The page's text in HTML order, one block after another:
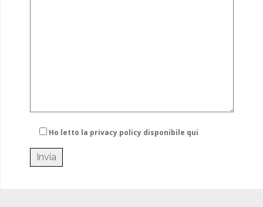
Ho letto la privacy policy disponibile qui